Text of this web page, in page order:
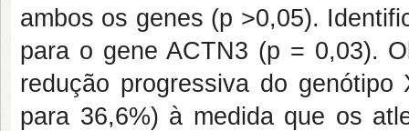
ambos os genes (p >0,05).
para o gene ACTN3 (p = 0,03).
redução progressiva do
para 36,6%) à medida que os